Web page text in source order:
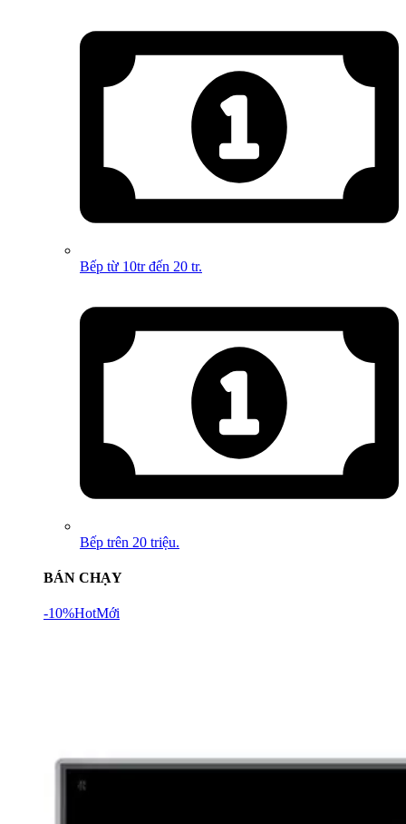
Bếp từ 10tr đến 20 tr.
Bếp trên 20 triệu.
BÁN CHẠY
-10%HotMới